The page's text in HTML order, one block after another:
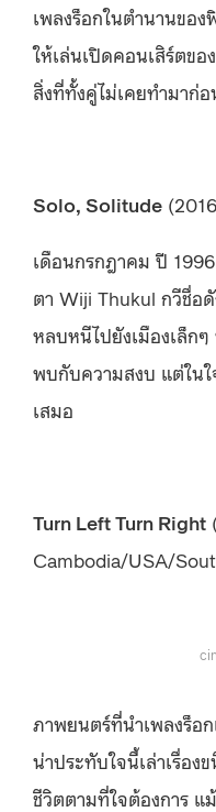
เพลงร็อกในตำนานขอ
ให้เล่นเปิดคอนเสิร์ตขอ
สิ่งที่ทั้งคู่ไม่เคยทำมาก่
Solo, Solitude
เดือนกรกฎาคม ปี
ตา Wiji Thukul กวีชื่อ
หลบหนีไปยังเมืองเล็ก
พบกับความสงบ แต่ใน
เสมอ
Turn Left Turn Right
Cambodia/USA/
ภาพยนตร์ที่นำเพลงร็อก
น่าประทับใจนี้เล่าเรื่อง
ชีวิตตามที่ใจต้องการ